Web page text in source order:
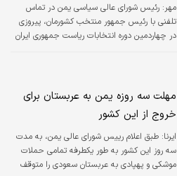
مهر: رئیس شورای عالی سیاسی یمن در تماس
تلفنی با رئیس جمهور منتخب کشورمان، پیروزی
در چهاردمین دوره انتخابات ریاست جمهوری ایران
مهلت سه‌ روزه یمن به عربستان برای
خروج از این کشور
ایرنا: طبق اعلام رییس شورای عالی یمن، به مدت
سه روز این کشور به طور یکطرفه تمامی حملات
موشکی و پهپادی به عربستان سعودی را متوقف